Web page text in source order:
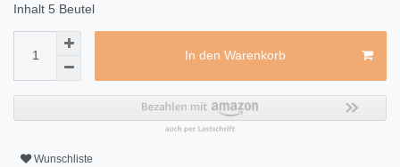
Inhalt 5 Beutel
In den Warenkorb
Wunschliste